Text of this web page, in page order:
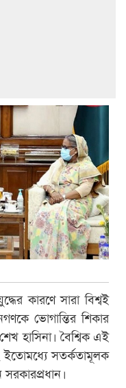
কারণে সারা বিশ্বই
ভোগান্তির শিকার
হাসিনা। বৈশ্বিক এই
ইতোমধ্যে সতর্কতামূলক
সরকারপ্রধান।